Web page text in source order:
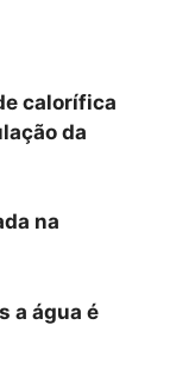
calorífica
da
na
a água é